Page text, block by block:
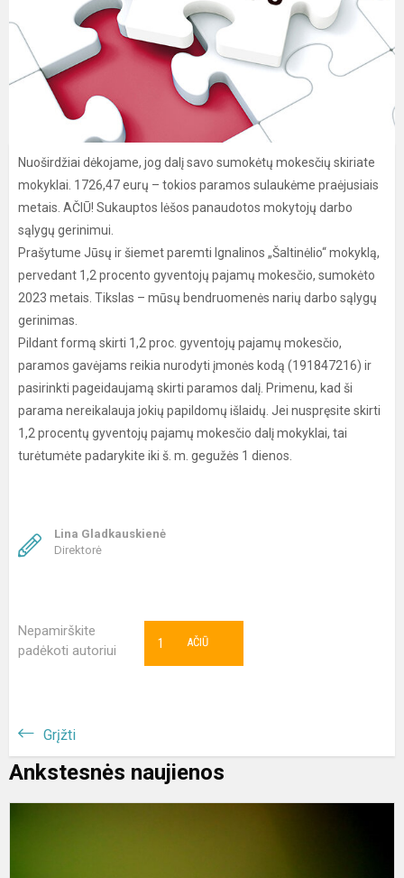
Nuoširdžiai dėkojame, jog dalį savo sumokėtų mokesčių skiriate
mokyklai. 1726,47 eurų – tokios paramos sulaukėme praėjusiais
metais. AČIŪ! Sukauptos lėšos panaudotos mokytojų darbo
sąlygų gerinimui.
Prašytume Jūsų ir šiemet paremti Ignalinos „Šaltinėlio“ mokyklą,
pervedant 1,2 procento gyventojų pajamų mokesčio, sumokėto
2023 metais. Tikslas – mūsų bendruomenės narių darbo sąlygų
gerinimas.
Pildant formą skirti 1,2 proc. gyventojų pajamų mokesčio,
paramos gavėjams reikia nurodyti įmonės kodą (191847216) ir
pasirinkti pageidaujamą skirti paramos dalį. Primenu, kad ši
parama nereikalauja jokių papildomų išlaidų. Jei nuspręsite skirti
1,2 procentų gyventojų pajamų mokesčio dalį mokyklai, tai
turėtumėte padarykite iki š. m. gegužės 1 dienos.
Lina Gladkauskienė
Direktorė
Nepamirškite
padėkoti autoriui
AČIŪ
1
Grįžti
Ankstesnės naujienos